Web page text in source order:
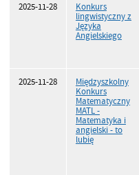
2025-11-28
Konkurs
lingwistyczny z
Języka
Angielskiego
2025-11-28
Międzyszkolny
Konkurs
Matematyczny
MATL -
Matematyka i
angielski - to
lubię